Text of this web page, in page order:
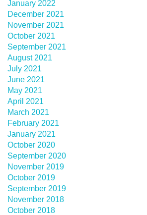
January 2022
December 2021
November 2021
October 2021
September 2021
August 2021
July 2021
June 2021
May 2021
April 2021
March 2021
February 2021
January 2021
October 2020
September 2020
November 2019
October 2019
September 2019
November 2018
October 2018